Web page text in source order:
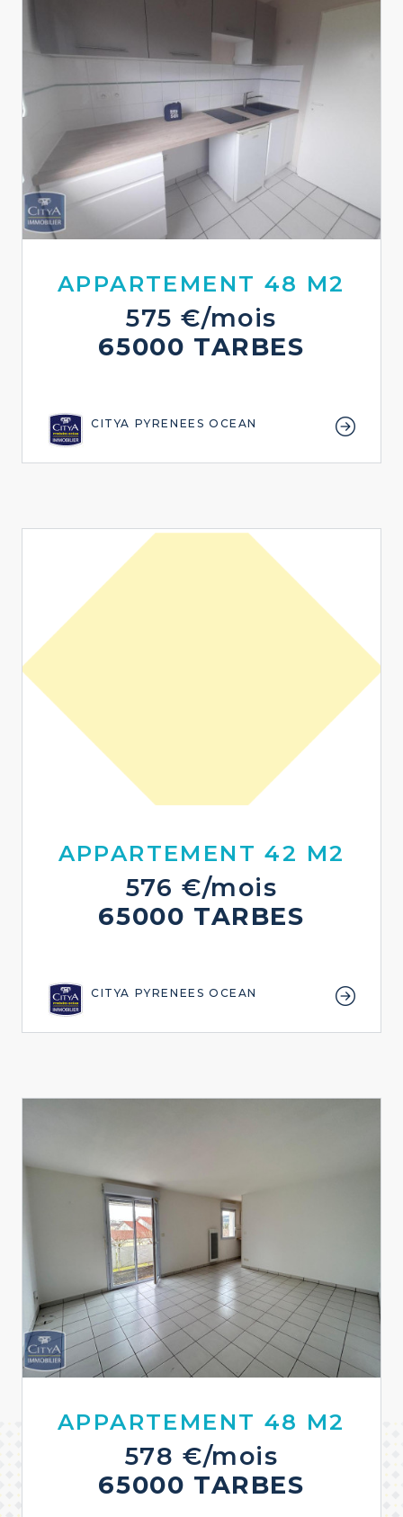
APPARTEMENT 48 M2
575 €/mois
65000 TARBES
CITYA PYRENEES OCEAN
APPARTEMENT 42 M2
576 €/mois
65000 TARBES
CITYA PYRENEES OCEAN
APPARTEMENT 48 M2
578 €/mois
65000 TARBES